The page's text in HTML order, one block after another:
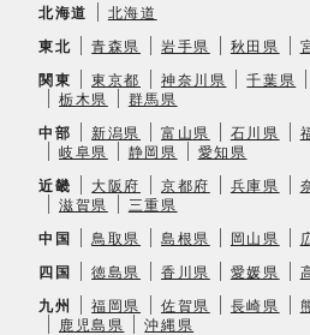
北海道 北海道
東北 青森県 岩手県 秋田県
関東 東京都 神奈川県 千葉県
栃木県
群馬県
中部 新潟県 富山県 石川県
岐阜県
静岡県 愛知県
近畿 大阪府 京都府 兵庫県
滋賀県
三重県
中国 鳥取県 島根県 岡山県
四国 徳島県 香川県 愛媛県
九州 福岡県 佐賀県 長崎県
鹿児島県
沖縄県